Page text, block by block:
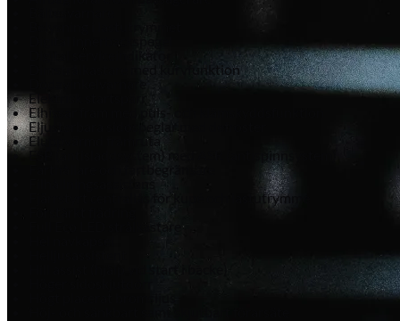
Digital serviceindikator
Dimstrålkastare med kurvfunktion
Elektrisk startspärr
Elhissar fram med puls- och klämskyddsfunktion
Eljusterbara sidospeglar med defroster
Eluppvärmd framruta
ESP (antisladdsystem) med ASR (antispinnsystem)
Farthållare och fartbegränsare
Fjärrstyrt centrallås för kupé och lastutrymme
Förstärkt fjädring